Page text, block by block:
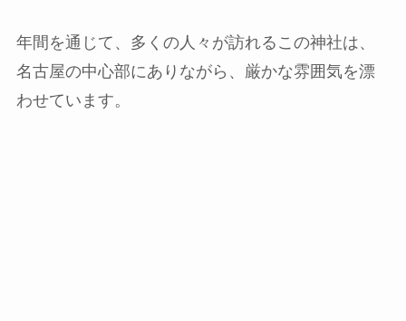
年間を通じて、多くの人々が訪れるこの神社は、
名古屋の中心部にありながら、厳かな雰囲気を漂
わせていま​ ​す。